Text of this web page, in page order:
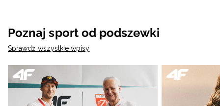
Poznaj sport od podszewki
Sprawdź wszystkie wpisy